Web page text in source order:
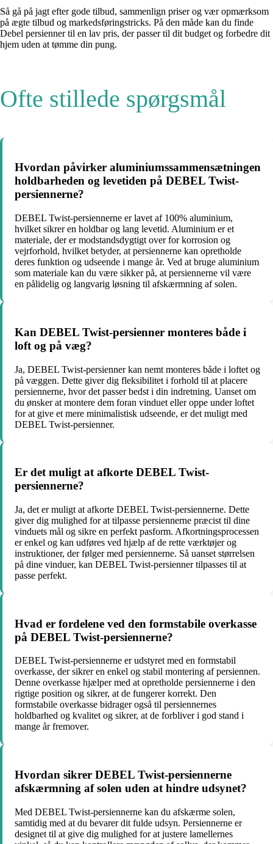
Så gå på jagt efter gode tilbud, sammenlign priser og vær opmærksom
på ægte tilbud og markedsføringstricks. På den måde kan du finde
Debel persienner til en lav pris, der passer til dit budget og forbedre dit
hjem uden at tømme din pung.
Ofte stillede spørgsmål
Hvordan påvirker aluminiumssammensætningen
holdbarheden og levetiden på DEBEL Twist-
persiennerne?
DEBEL Twist-persiennerne er lavet af 100% aluminium,
hvilket sikrer en holdbar og lang levetid. Aluminium er et
materiale, der er modstandsdygtigt over for korrosion og
vejrforhold, hvilket betyder, at persiennerne kan opretholde
deres funktion og udseende i mange år. Ved at bruge aluminium
som materiale kan du være sikker på, at persiennerne vil være
en pålidelig og langvarig løsning til afskærmning af solen.
Kan DEBEL Twist-persienner monteres både i
loft og på væg?
Ja, DEBEL Twist-persienner kan nemt monteres både i loftet og
på væggen. Dette giver dig fleksibilitet i forhold til at placere
persiennerne, hvor det passer bedst i din indretning. Uanset om
du ønsker at montere dem foran vinduet eller oppe under loftet
for at give et mere minimalistisk udseende, er det muligt med
DEBEL Twist-persienner.
Er det muligt at afkorte DEBEL Twist-
persiennerne?
Ja, det er muligt at afkorte DEBEL Twist-persiennerne. Dette
giver dig mulighed for at tilpasse persiennerne præcist til dine
vinduets mål og sikre en perfekt pasform. Afkortningsprocessen
er enkel og kan udføres ved hjælp af de rette værktøjer og
instruktioner, der følger med persiennerne. Så uanset størrelsen
på dine vinduer, kan DEBEL Twist-persienner tilpasses til at
passe perfekt.
Hvad er fordelene ved den formstabile overkasse
på DEBEL Twist-persiennerne?
DEBEL Twist-persiennerne er udstyret med en formstabil
overkasse, der sikrer en enkel og stabil montering af persiennen.
Denne overkasse hjælper med at opretholde persiennerne i den
rigtige position og sikrer, at de fungerer korrekt. Den
formstabile overkasse bidrager også til persiennernes
holdbarhed og kvalitet og sikrer, at de forbliver i god stand i
mange år fremover.
Hvordan sikrer DEBEL Twist-persiennerne
afskærmning af solen uden at hindre udsynet?
Med DEBEL Twist-persiennerne kan du afskærme solen,
samtidig med at du bevarer dit fulde udsyn. Persiennerne er
designet til at give dig mulighed for at justere lamellernes